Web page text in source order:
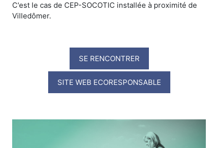
C'est le cas de CEP-SOCOTIC installée à proximité de
Villedômer.
SE RENCONTRER
SITE WEB ECORESPONSABLE